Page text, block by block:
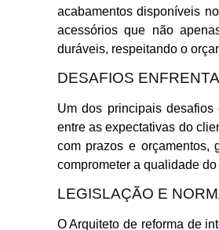
acabamentos disponíveis
acessórios que não
duráveis, respeitando o
DESAFIOS
Um dos principais
entre as expectativas do
com prazos e orçamentos,
comprometer a qualidade
LEGISLAÇÃO E
O Arquiteto de reforma de